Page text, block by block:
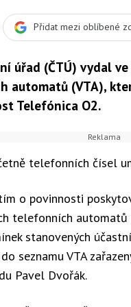
Přidat mezi oblíbené
úřad (ČTÚ) vydal
automatů (VTA),
Telefónica O2.
telefonních čísel
o povinnosti
telefonních
stanovených
seznamu VTA
Pavel Dvořák.